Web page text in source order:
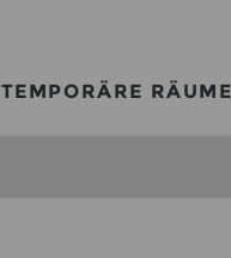
TEMPORÄRE RÄUME